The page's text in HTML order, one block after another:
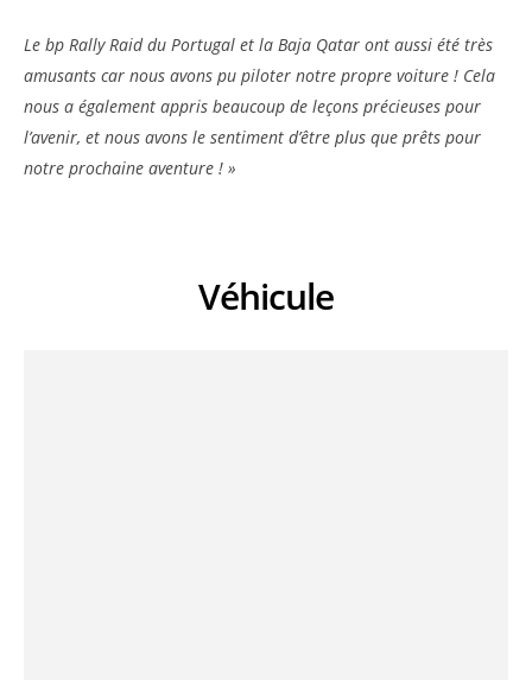
Le bp Rally Raid du Portugal et la Baja Qatar ont aussi été très
amusants car nous avons pu piloter notre propre voiture ! Cela
nous a également appris beaucoup de leçons précieuses pour
l’avenir, et nous avons le sentiment d’être plus que prêts pour
notre prochaine aventure ! »
Véhicule